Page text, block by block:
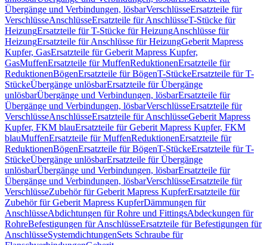
Übergänge und Verbindungen, lösbarVerschlüsseErsatzteile für
VerschlüsseAnschlüsseErsatzteile für AnschlüsseT-Stücke für
HeizungErsatzteile für T-Stücke für HeizungAnschlüsse für
HeizungErsatzteile für Anschlüsse für HeizungGeberit Mapress
Kupfer, GasErsatzteile für Geberit Mapress Kupfer,
GasMuffenErsatzteile für MuffenReduktionenErsatzteile für
ReduktionenBögenErsatzteile für BögenT-StückeErsatzteile für T-
StückeÜbergänge unlösbarErsatzteile für Übergänge
unlösbarÜbergänge und Verbindungen, lösbarErsatzteile für
Übergänge und Verbindungen, lösbarVerschlüsseErsatzteile für
VerschlüsseAnschlüsseErsatzteile für AnschlüsseGeberit Mapress
Kupfer, FKM blauErsatzteile für Geberit Mapress Kupfer, FKM
blauMuffenErsatzteile für MuffenReduktionenErsatzteile für
ReduktionenBögenErsatzteile für BögenT-StückeErsatzteile für T-
StückeÜbergänge unlösbarErsatzteile für Übergänge
unlösbarÜbergänge und Verbindungen, lösbarErsatzteile für
Übergänge und Verbindungen, lösbarVerschlüsseErsatzteile für
VerschlüsseZubehör für Geberit Mapress KupferErsatzteile für
Zubehör für Geberit Mapress KupferDämmungen für
AnschlüsseAbdichtungen für Rohre und FittingsAbdeckungen für
RohreBefestigungen für AnschlüsseErsatzteile für Befestigungen für
AnschlüsseSystemdichtungenSets Schraube für